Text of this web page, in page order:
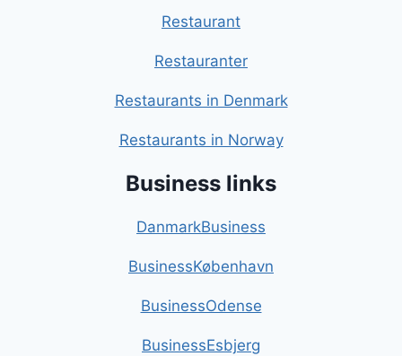
Restaurant
Restauranter
Restaurants in Denmark
Restaurants in Norway
Business links
DanmarkBusiness
BusinessKøbenhavn
BusinessOdense
BusinessEsbjerg